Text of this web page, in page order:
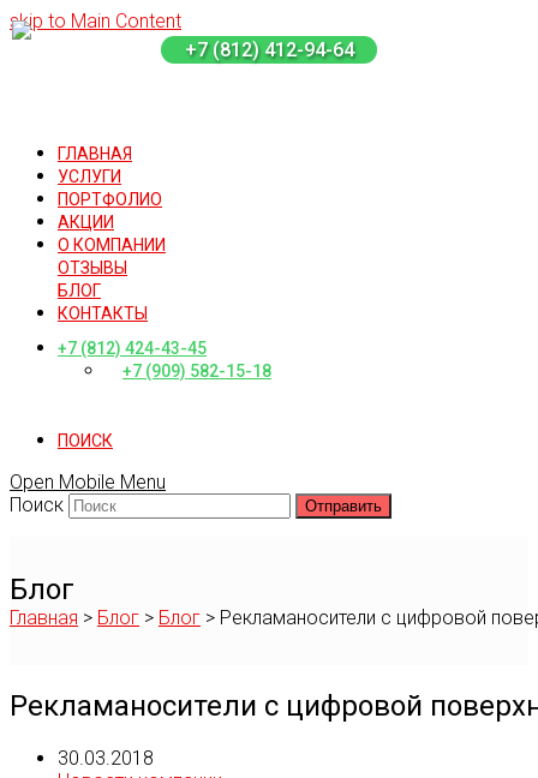
+7 (812) 412-94-64
skip to Main Content
ГЛАВНАЯ
УСЛУГИ
ПОРТФОЛИО
АКЦИИ
О КОМПАНИИ
ОТЗЫВЫ
БЛОГ
КОНТАКТЫ
+7 (812) 424-43-45
+7 (909) 582-15-18
ПОИСК
Open Mobile Menu
Поиск
Отправить
Блог
Главная > Блог > Блог > Рекламаносители с цифровой
Рекламаносители с цифровой
30.03.2018